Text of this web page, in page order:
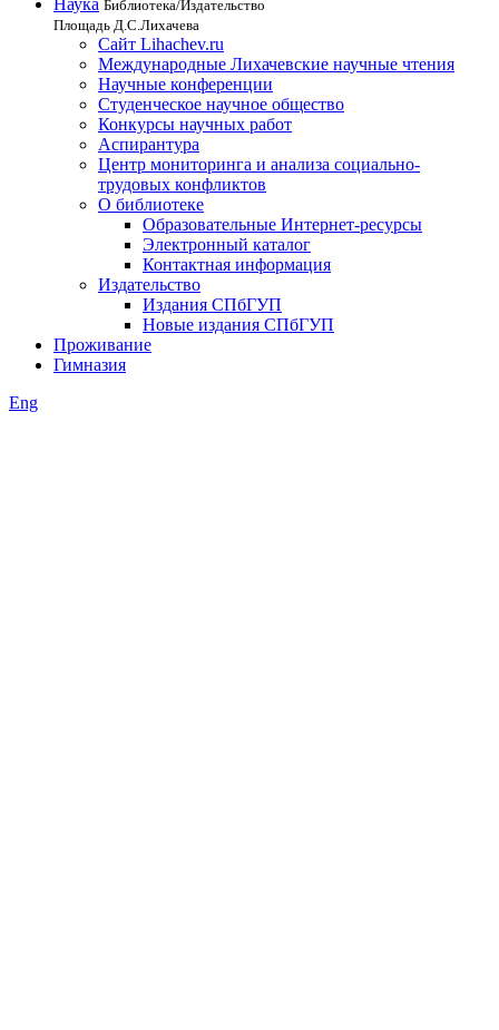
Наука Библиотека/Издательство
Площадь Д.С.Лихачева
Сайт Lihachev.ru
Международные Лихачевские научные чтения
Научные конференции
Студенческое научное общество
Конкурсы научных работ
Аспирантура
Центр мониторинга и анализа социально-
трудовых конфликтов
О библиотеке
Образовательные Интернет-ресурсы
Электронный каталог
Контактная информация
Издательство
Издания СПбГУП
Новые издания СПбГУП
Проживание
Гимназия
Eng